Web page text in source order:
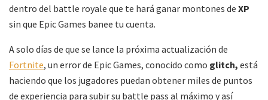
dentro del battle royale que te hará ganar montones de XP
sin que Epic Games banee tu cuenta.
A solo días de que se lance la próxima actualización de
Fortnite, un error de Epic Games, conocido como glitch, está
haciendo que los jugadores puedan obtener miles de puntos
de experiencia para subir su battle pass al máximo y así